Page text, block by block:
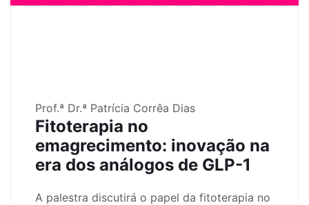
Prof.ª Dr.ª Patrícia Corrêa Dias
Fitoterapia no
emagrecimento: inovação na
era dos análogos de GLP-1
A palestra discutirá o papel da fitoterapia no